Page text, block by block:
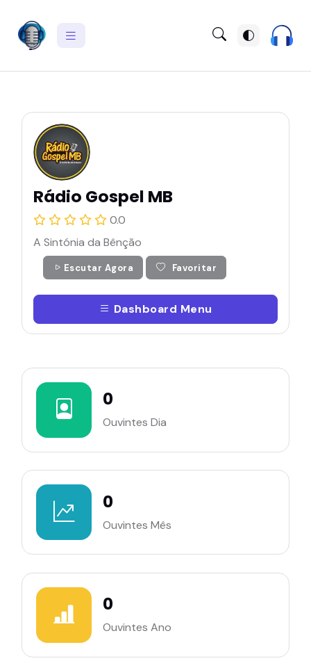
Rádio Gospel MB
0.0
A Sintónia da Bênção
Escutar Agora Favoritar
Dashboard Menu
0
Ouvintes Dia
0
Ouvintes Mês
0
Ouvintes Ano